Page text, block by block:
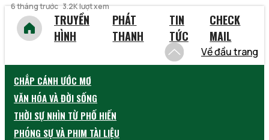
6 tháng trước 3.2K lượt xem
TRUYỀN
HÌNH
PHÁT
THANH
TIN
TỨC
CHECK
MAIL
Về đầu trang
CHẮP CÁNH ƯỚC MƠ
VĂN HÓA VÀ ĐỜI SỐNG
THỜI SỰ NHÌN TỪ PHỐ HIẾN
PHÓNG SỰ VÀ PHIM TÀI LIỆU